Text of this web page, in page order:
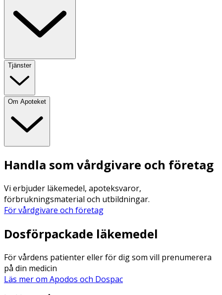
Tjänster
Om Apoteket
Handla som vårdgivare och företag
Vi erbjuder läkemedel, apoteksvaror,
förbrukningsmaterial och utbildningar.
För vårdgivare och företag
Dosförpackade läkemedel
För vårdens patienter eller för dig som vill prenumerera
på din medicin
Läs mer om Apodos och Dospac